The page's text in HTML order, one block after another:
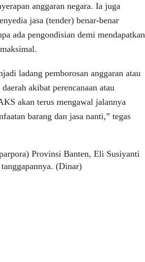
anggaran negara. Ia juga
jasa (tender) benar-benar
ada pengondisian demi mendapatkan
ladang pemborosan anggaran atau
akibat perencanaan atau
akan terus mengawal jalannya
barang dan jasa nanti,” tegas
Provinsi Banten, Eli Susiyanti
(Dinar)